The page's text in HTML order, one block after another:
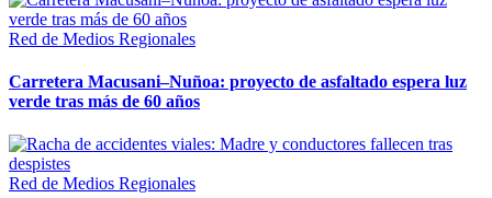
Red de Medios Regionales
Carretera Macusani–Nuñoa: proyecto de asfaltado espera luz
verde tras más de 60 años
Red de Medios Regionales